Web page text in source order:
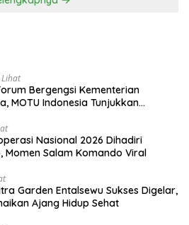
Bergengsi Kementerian
MOTU Indonesia Tunjukkan
Nasional 2026 Dihadiri
Momen Salam Komando Viral
Garden Entalsewu Sukses Digelar,
Ajang Hidup Sehat